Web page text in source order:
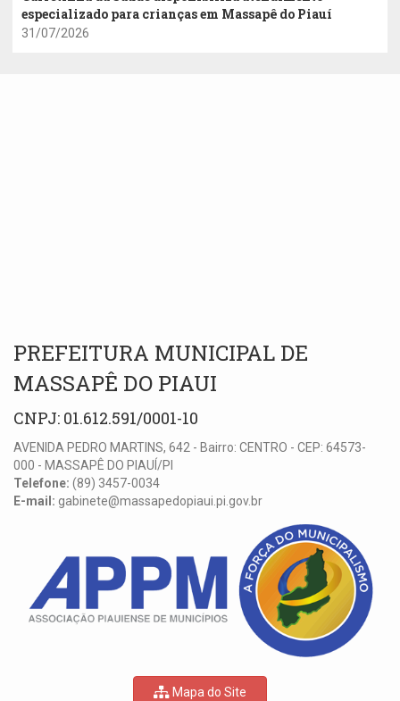
especializado para crianças em Massapê do Piauí
31/07/2026
PREFEITURA MUNICIPAL DE
MASSAPÊ DO PIAUI
CNPJ: 01.612.591/0001-10
AVENIDA PEDRO MARTINS, 642 - Bairro: CENTRO - CEP: 64573-
000 - MASSAPÊ DO PIAUÍ/PI
Telefone: (89) 3457-0034
E-mail: gabinete@massapedopiaui.pi.gov.br
Mapa do Site